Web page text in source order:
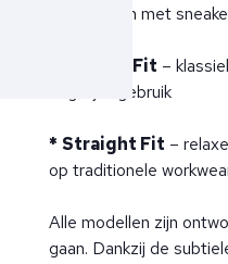
combineren met
* Regular Fit –
dagelijks gebruik
* Straight Fit –
op traditionele
Alle modellen zijn
gaan. Dankzij de